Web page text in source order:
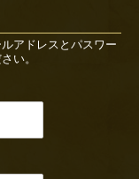
アドレスとパスワー
い。